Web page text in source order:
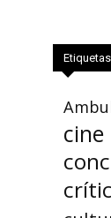
Etiquetas